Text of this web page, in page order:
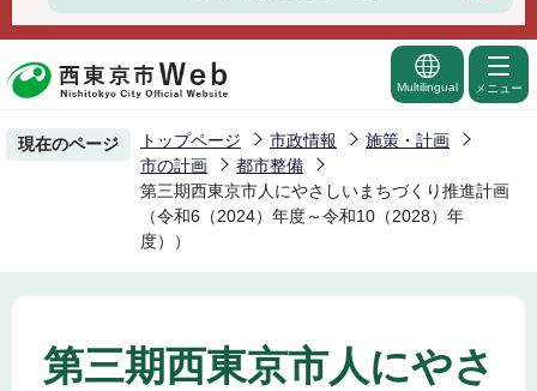
頭
で
Multilingual メニュー
現在のページ トップページ 市政情報
施策・計画
市の計画
都市整備
第三期西東京市人にやさしいまちづくり推進計画
（令和6（2024）年度～令和10（2028）年
度））
第三期西東京市人にやさ